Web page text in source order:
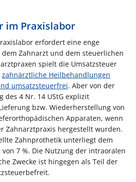
im Praxislabor
erfordert eine enge
Zahnarzt und dem steuerlichen
spielt die Umsatzsteuer
zahnärztliche Heilbehandlungen
umsatzsteuerfrei. Aber von der
des 4 Nr. 14 UStG explizit
bzw. Wiederherstellung von
Apparaten, wenn
Zahnarztpraxis hergestellt wurden.
Zahnprothetik unterliegt dem
7 %. Die Nutzung der intraoralen
Zwecke ist hingegen als Teil der